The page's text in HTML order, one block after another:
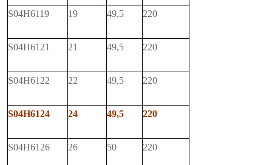
S04H6119 19 49,5 220
S04H6121 21 49,5 220
S04H6122 22 49,5 220
S04H6124 24 49,5 220
S04H6126 26 50 220